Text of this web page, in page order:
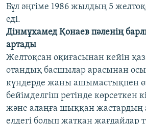
Бұл әңгіме 1986 жылдың 5
еді.
Дінмұхамед Қонаев пәленің
артады
Желтоқсан оқиғасынан кейін
отандық басшылар арасынан
күндерде жаны ашымастықпен
бейімделгіш ретінде көрсеткен
және алаңға шыққан
елдегі болып жатқан жағдайлар